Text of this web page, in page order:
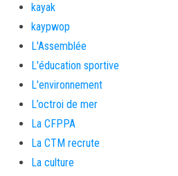
kayak
kaypwop
L'Assemblée
L'éducation sportive
L'environnement
L’octroi de mer
La CFPPA
La CTM recrute
La culture